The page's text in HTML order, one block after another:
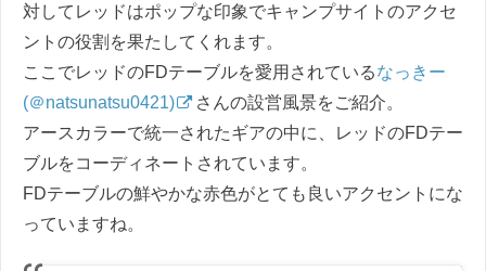
対してレッドはポップな印象でキャンプサイトのアクセ
ントの役割を果たしてくれます。
ここでレッドのFDテーブルを愛用されているなっきー
(＠natsunatsu0421)
さんの設営風景をご紹介。
アースカラーで統一されたギアの中に、レッドのFDテー
ブルをコーディネートされています。
FDテーブルの鮮やかな赤色がとても良いアクセントにな
っていますね。